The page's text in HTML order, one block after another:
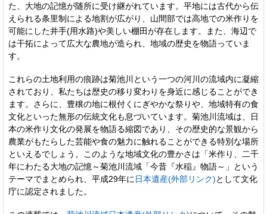
た、大地の記憶が随所に受け継がれています。平地には古代から伝
えられる条里制による地割が広がり、山間部では高地での米作りを
可能にした井手(用水路)や美しい棚田が存在します。また、海辺で
は干拓によって広大な農地が造られ、地域の歴史を物語っていま
す。
これらの土地利用の痕跡は菊池川という一つの河川の流域内に凝縮
されており、私たちは歴史の移り変わりを身近に感じることができ
ます。さらに、豊穣の地に根付くにぎやかな祭りや、地域特有の食
文化といった無形の伝統文化も息づいています。菊池川流域は、日
本の米作り文化の発展を物語る縮図であり、その歴史的な景観から
農業がもたらした芸能や食の魅力に触れることができる特別な場所
といえるでしょう。このような地域文化の豊かさは「米作り、二千
年にわたる大地の記憶～菊池川流域「今昔『水稲』物語～」という
テーマでまとめられ、平成29年に 日本遺産(外部リンク)として文化
庁に認定されました。